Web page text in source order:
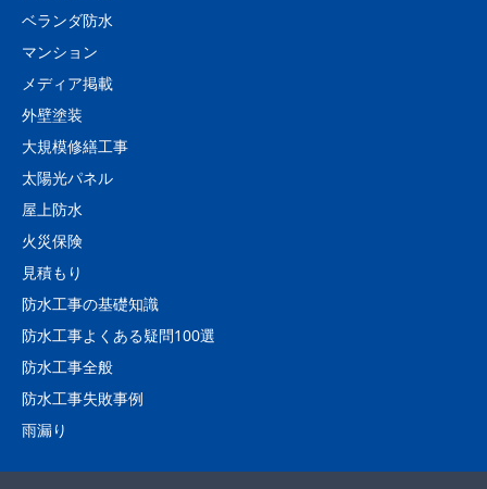
ベランダ防水
マンション
メディア掲載
外壁塗装
大規模修繕工事
太陽光パネル
屋上防水
火災保険
見積もり
防水工事の基礎知識
防水工事よくある疑問100選
防水工事全般
防水工事失敗事例
雨漏り